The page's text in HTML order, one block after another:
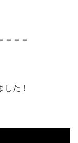
＝＝＝
た！